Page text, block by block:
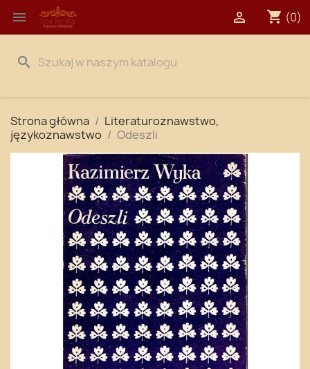
 shopping_cart (0)

search
Strona główna
Literaturoznawstwo,
językoznawstwo
Odeszli